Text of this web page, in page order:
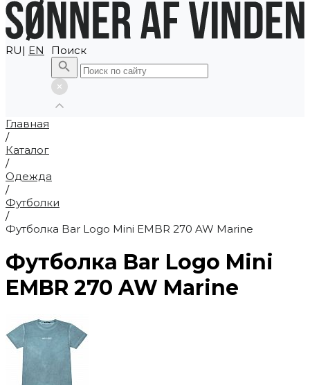
RU| EN Поиск
Главная
/
Каталог
/
Одежда
/
Футболки
/
Футболка Bar Logo Mini EMBR 270 AW Marine
Футболка Bar Logo Mini
EMBR 270 AW Marine